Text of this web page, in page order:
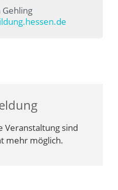
Veranstaltung sind
mehr möglich.